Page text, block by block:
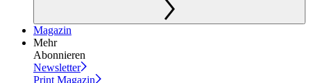
Magazin
Mehr
Abonnieren
Newsletter
Print Magazin